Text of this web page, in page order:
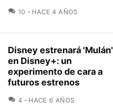
10 COMENTARIOS
HACE 4 AÑOS
Disney estrenará 'Mulán'
en Disney+: un
experimento de cara a
futuros estrenos
4 COMENTARIOS
HACE 6 AÑOS